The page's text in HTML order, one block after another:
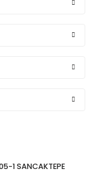
1 SANCAKTEPE